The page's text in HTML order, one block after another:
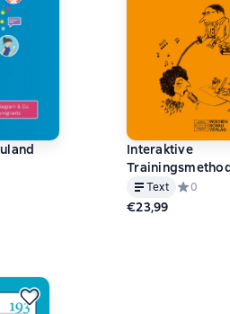
0 на основе 0 оценок
Interaktive
Text Средний
0
€23,99